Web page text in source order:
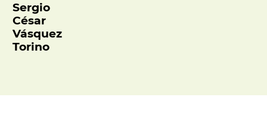
Sergio
César
Vásquez
Torino